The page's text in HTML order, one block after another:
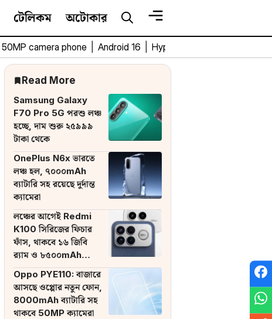
টেলিকম অটোকার
50MP camera phone Android 16 HyperOS 3
Read More
Samsung Galaxy
F70 Pro 5G পরশু লঞ্চ
হচ্ছে, দাম শুরু ২৫৯৯৯
টাকা থেকে
OnePlus N6x ভারতে
লঞ্চ হল, ৭০০০mAh
ব্যাটারি সহ রয়েছে দুর্দান্ত
ক্যামেরা
লঞ্চের আগেই Redmi
K100 সিরিজের ফিচার
ফাঁস, থাকবে ১৬ জিবি
র‌্যাম ও ৮৫০০mAh
ব্যাটারি
Oppo PYE110: বাজারে
আসছে ওপ্পোর নতুন ফোন,
8000mAh ব্যাটারি সহ
থাকবে 50MP ক্যামেরা